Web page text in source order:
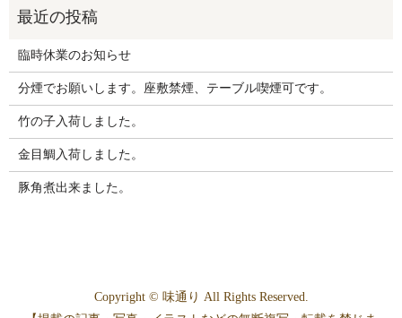
臨時休業のお知らせ
分煙でお願いします。座敷禁煙、テーブル喫煙可です。
竹の子入荷しました。
金目鯛入荷しました。
豚角煮出来ました。
Copyright © 味通り All Rights Reserved.